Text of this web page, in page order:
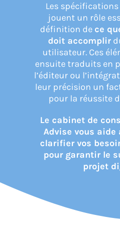
Les
jouent un rôle
définition de ce
doit accomplir
utilisateur. Ces
ensuite traduits en
l’éditeur ou
leur précision un
pour la réussite
Le cabinet de
Advise vous
clarifier vos
pour garantir le
projet